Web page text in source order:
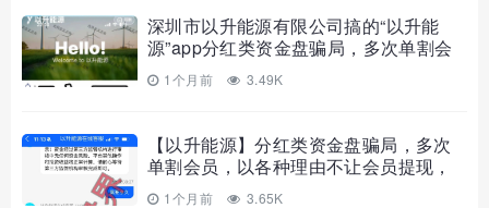
深圳市以升能源有限公司搞的“以升能
源”app分红类资金盘骗局，多次单割会
员，随时崩盘跑路…
1个月前 3.49K
【以升能源】分红类资金盘骗局，多次
单割会员，以各种理由不让会员提现，
即将崩盘跑路！
1个月前 3.65K